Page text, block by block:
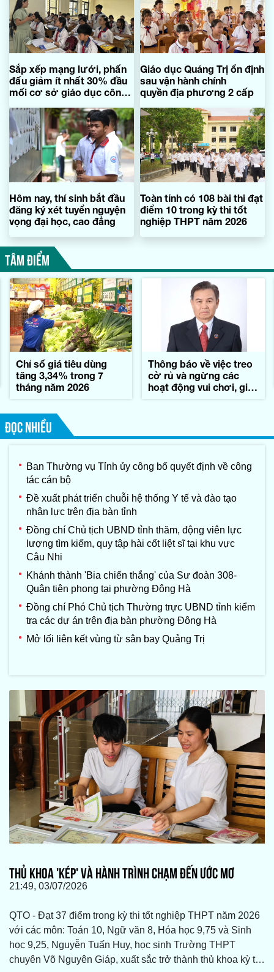
Sắp xếp mạng lưới, phấn
đấu giảm ít nhất 30% đầu
mối cơ sở giáo dục công
Giáo dục Quảng Trị ổn định
sau vận hành chính
quyền địa phương 2 cấp
Hôm nay, thí sinh bắt đầu
đăng ký xét tuyển nguyện
vọng đại học, cao đẳng
Toàn tỉnh có 108 bài thi đạt
điểm 10 trong kỳ thi tốt
nghiệp THPT năm 2026
TÂM ĐIỂM
Chỉ số giá tiêu dùng
tăng 3,34% trong 7
tháng năm 2026
Thông báo về việc treo
cờ rủ và ngừng các
hoạt động vui chơi, giải
vi-hản, Chủ tịch Quốc
ĐỌC NHIỀU
Ban Thường vụ Tỉnh ủy công bố quyết định về công
tác cán bộ
Đề xuất phát triển chuỗi hệ thống Y tế và đào tạo
nhân lực trên địa bàn tỉnh
Đồng chí Chủ tịch UBND tỉnh thăm, động viên lực
lượng tìm kiếm, quy tập hài cốt liệt sĩ tại khu vực
Câu Nhi
Khánh thành 'Bia chiến thắng' của Sư đoàn 308-
Quân tiên phong tại phường Đông Hà
Đồng chí Phó Chủ tịch Thường trực UBND tỉnh kiểm
tra các dự án trên địa bàn phường Đông Hà
Mở lối liên kết vùng từ sân bay Quảng Trị
THỦ KHOA 'KÉP' VÀ HÀNH TRÌNH CHẠM ĐẾN ƯỚC MƠ
21:49, 03/07/2026
QTO - Đạt 37 điểm trong kỳ thi tốt nghiệp THPT năm 2026
với các môn: Toán 10, Ngữ văn 8, Hóa học 9,75 và Sinh
học 9,25, Nguyễn Tuấn Huy, học sinh Trường THPT
chuyên Võ Nguyên Giáp, xuất sắc trở thành thủ khoa kỳ thi